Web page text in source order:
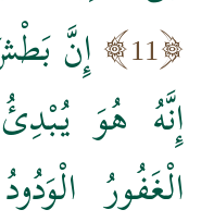
11 إِنَّ
إِنَّهُ هُوَ
الْغَفُورُ الْوَدُودُ